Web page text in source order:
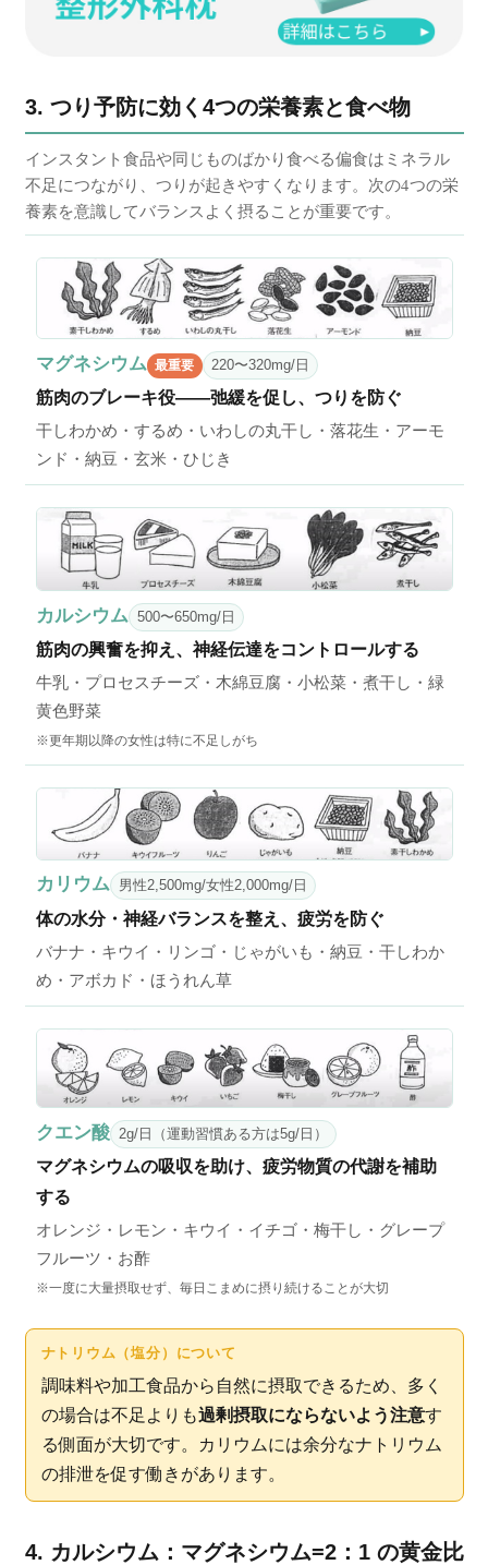
3. つり予防に効く4つの栄養素と食べ物
インスタント食品や同じものばかり食べる偏食はミネラル
不足につながり、つりが起きやすくなります。次の4つの栄
養素を意識してバランスよく摂ることが重要です。
マグネシウム 最重要 220〜320mg/日
筋肉のブレーキ役——弛緩を促し、つりを防ぐ
干しわかめ・するめ・いわしの丸干し・落花生・アーモ
ンド・納豆・玄米・ひじき
カルシウム 500〜650mg/日
筋肉の興奮を抑え、神経伝達をコントロールする
牛乳・プロセスチーズ・木綿豆腐・小松菜・煮干し・緑
黄色野菜
※更年期以降の女性は特に不足しがち
カリウム 男性2,500mg/女性2,000mg/日
体の水分・神経バランスを整え、疲労を防ぐ
バナナ・キウイ・リンゴ・じゃがいも・納豆・干しわか
め・アボカド・ほうれん草
クエン酸 2g/日（運動習慣ある方は5g/日）
マグネシウムの吸収を助け、疲労物質の代謝を補助
する
オレンジ・レモン・キウイ・イチゴ・梅干し・グレープ
フルーツ・お酢
※一度に大量摂取せず、毎日こまめに摂り続けることが大切
ナトリウム（塩分）について
調味料や加工食品から自然に摂取できるため、多く
の場合は不足よりも過剰摂取にならないよう注意す
る側面が大切です。カリウムには余分なナトリウム
の排泄を促す働きがあります。
4. カルシウム：マグネシウム=2：1 の黄金比